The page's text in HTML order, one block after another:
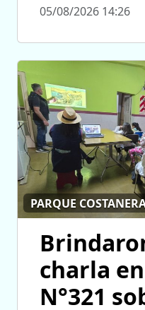
05/08/2026 14:26
PARQUE
charla
N°321